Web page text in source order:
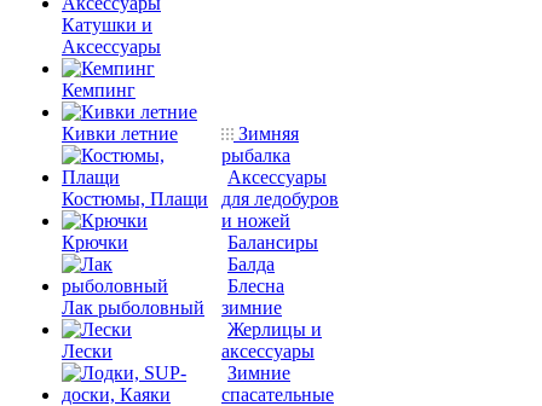
Катушки и
Аксессуары
Кемпинг
Кивки летние
Костюмы, Плащи
Крючки
Лак рыболовный
Лески
Зимняя
рыбалка
Аксессуары
для ледобуров
и ножей
Балансиры
Балда
Блесна
зимние
Жерлицы и
аксессуары
Зимние
спасательные